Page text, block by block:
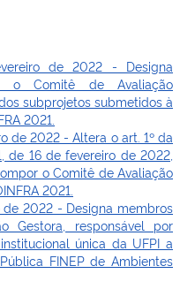
de 2022 - Designa
o Comitê de Avaliação
subprojetos submetidos à
2021.
de 2022 - Altera o art. 1º da
de 16 de fevereiro de 2022,
o Comitê de Avaliação
2021.
2022 - Designa membros
Gestora, responsável por
única da UFPI a
FINEP de Ambientes